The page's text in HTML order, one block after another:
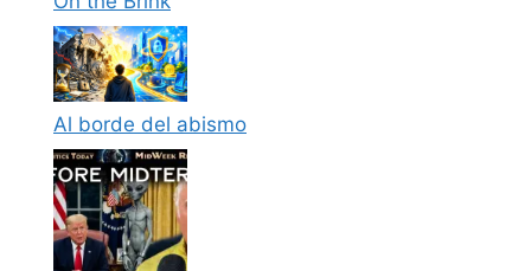
Al borde del abismo